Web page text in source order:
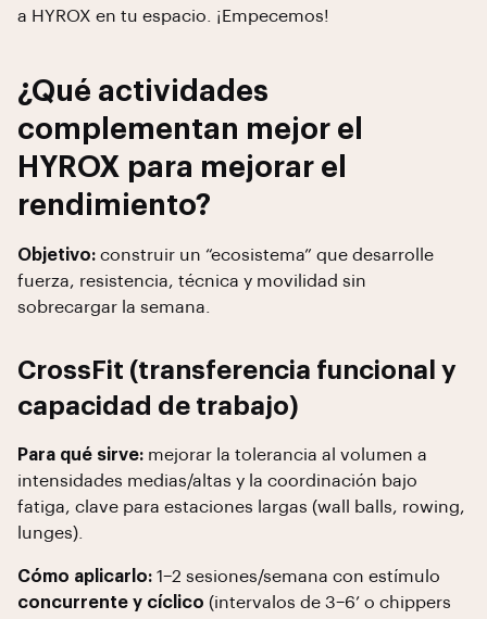
a HYROX en tu espacio. ¡Empecemos!
¿Qué actividades
complementan mejor el
HYROX para mejorar el
rendimiento?
Objetivo: construir un “ecosistema” que desarrolle
fuerza, resistencia, técnica y movilidad sin
sobrecargar la semana.
CrossFit (transferencia funcional y
capacidad de trabajo)
Para qué sirve: mejorar la tolerancia al volumen a
intensidades medias/altas y la coordinación bajo
fatiga, clave para estaciones largas (wall balls, rowing,
lunges).
Cómo aplicarlo: 1–2 sesiones/semana con estímulo
concurrente y cíclico (intervalos de 3–6’ o chippers